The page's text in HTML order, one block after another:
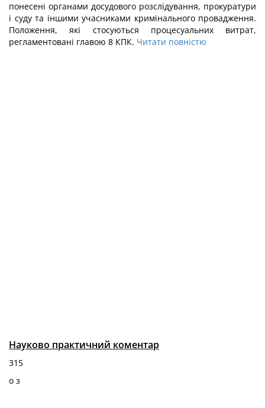
понесені органами досудового розслідування, прокуратури
і суду та іншими учасниками кримінального провадження.
Положення, які стосуються процесуальних витрат,
регламентовані главою 8 КПК. Читати повністю
Науково практичний коментар
315
о з